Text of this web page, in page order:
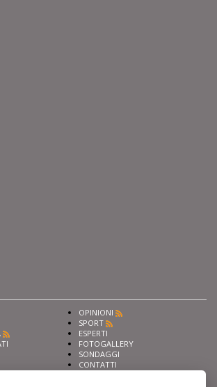
OPINIONI
SPORT
ESPERTI
FOTOGALLERY
SONDAGGI
CONTATTI